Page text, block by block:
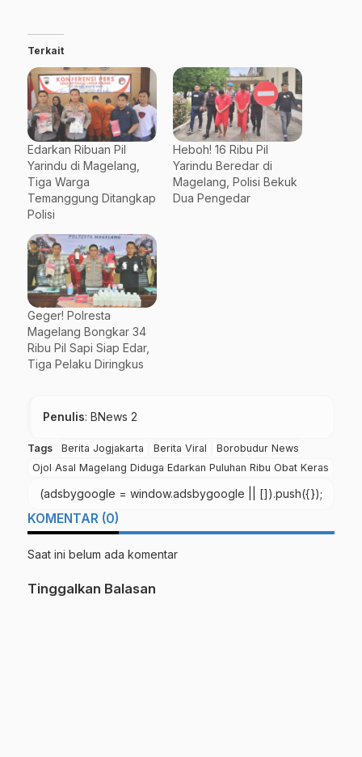
Terkait
Edarkan Ribuan Pil
Yarindu di Magelang,
Tiga Warga
Temanggung Ditangkap
Polisi
Heboh! 16 Ribu Pil
Yarindu Beredar di
Magelang, Polisi Bekuk
Dua Pengedar
Geger! Polresta
Magelang Bongkar 34
Ribu Pil Sapi Siap Edar,
Tiga Pelaku Diringkus
Penulis: BNews 2
Tags Berita Jogjakarta Berita Viral
Borobudur News
Ojol Asal Magelang Diduga Edarkan Puluhan Ribu Obat Keras
(adsbygoogle = window.adsbygoogle || []).push({});
KOMENTAR (0)
Saat ini belum ada komentar
Tinggalkan Balasan